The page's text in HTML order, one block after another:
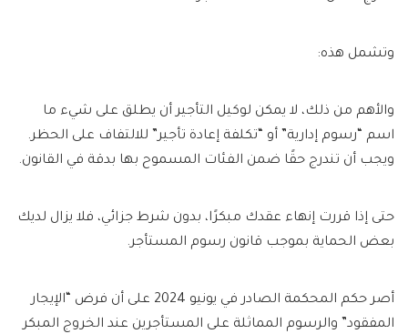
وتشمل هذه:
والأهم من ذلك، لا يمكن لوكيل التأجير أن يطلق على شيء ما
اسم “رسوم إدارية” أو “تكلفة إعادة تأجير” للالتفاف على الحظر.
ويجب أن تندرج حقًا ضمن الفئات المسموح بها بدقة في القانون.
حتى إذا قررت إنهاء عقدك مبكرًا، بدون شرط جزائي، فلا يزال لديك
بعض الحماية بموجب قانون رسوم المستأجر.
أصر حكم المحكمة الصادر في يونيو 2024 على أن فرض “الإيجار
المفقود” والرسوم المماثلة على المستأجرين عند الخروج المبكر